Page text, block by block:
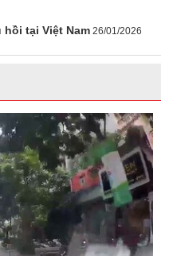
hồi tại Việt Nam 26/01/2026